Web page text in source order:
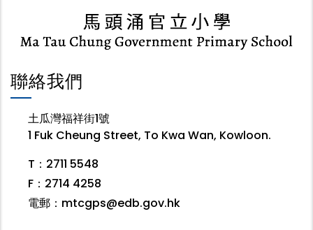
聯絡我們
土瓜灣福祥街1號
1 Fuk Cheung Street, To Kwa Wan, Kowloon.
T：2711 5548
F：2714 4258
電郵： mtcgps@edb.gov.hk